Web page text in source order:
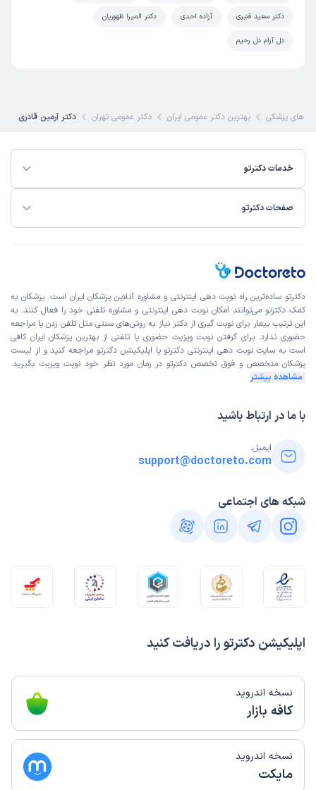
دکتر سعید قنبری آزاده احدی دکتر المیرا ظهوریان
دل آرام دل رحیم
های پزشکی بهترین دکتر عمومی ایران دکتر عمومی تهران دکتر آرمین قادری
خدمات دکترتو
صفحات دکترتو
اپلیکیشن دکترتو را دریافت کنید
نسخه اندروید
کافه بازار
نسخه اندروید
مایکت
دکترتو ساده‌ترین راه نوبت‌ دهی اینترنتی و مشاوره آنلاین پزشکان ایران است. پزشکان به
کمک دکترتو می‌توانند امکان نوبت دهی اینترنتی و مشاوره تلفنی خود را فعال کنند. به
این ترتیب بیمار برای نوبت گیری از دکتر نیاز به روش‌های سنتی مثل تلفن زدن یا مراجعه
حضوری ندارد. برای گرفتن نوبت ویزیت حضوری یا تلفنی از بهترین پزشکان ایران کافی
است به سایت نوبت دهی اینترنتی دکترتو یا اپلیکیشن دکترتو مراجعه کنید و از لیست
پزشکان متخصص و فوق تخصص دکترتو در زمان مورد نظر خود نوبت ویزیت بگیرید.
مشاهده بیشتر
با ما در ارتباط باشید
ایمیل:
support@doctoreto.com
شبکه های اجتماعی